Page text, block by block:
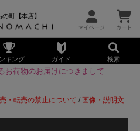
町【本店】
キング ガイド 検索
お荷物のお届けにつきまして
・転売の禁止について /画像・説明文